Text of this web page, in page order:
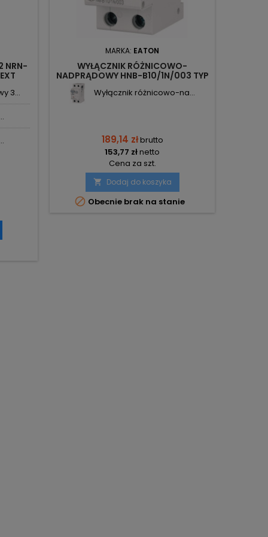
NRN-
3...
MARKA: EATON
WYŁĄCZNIK RÓŻNICOWO-
NADPRĄDOWY HNB-B10/1N/003 TYP
AC XPOLE HOME 195119 EATON
Wyłącznik różnicowo-na...
189,14 złbrutto
153,77 złnetto
Cena za szt.
 Dodaj do koszyka
 Obecnie brak na stanie